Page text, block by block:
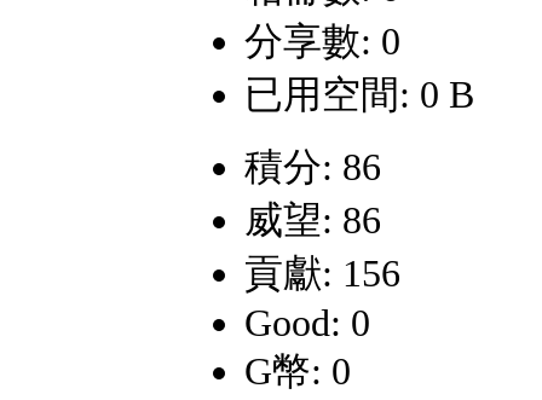
分享數: 0
已用空間: 0 B
積分: 86
威望: 86
貢獻: 156
Good: 0
G幣: 0